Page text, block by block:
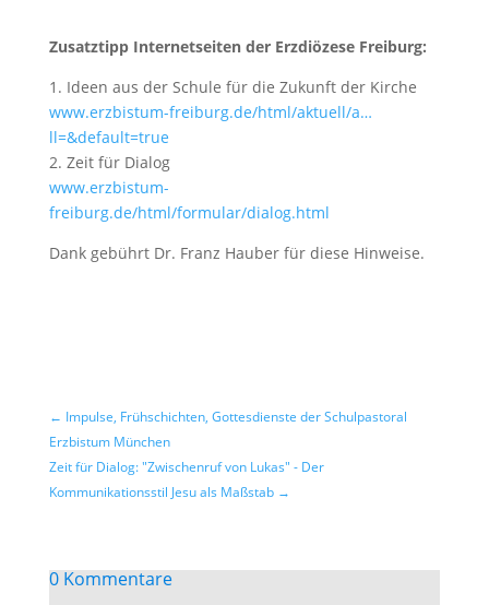
Zusatztipp Internetseiten der Erzdiözese Freiburg:
1. Ideen aus der Schule für die Zukunft der Kirche
www.erzbistum-freiburg.de/html/aktuell/a…
ll=&default=true
2. Zeit für Dialog
www.erzbistum-
freiburg.de/html/formular/dialog.html
Dank gebührt Dr. Franz Hauber für diese Hinweise.
← Impulse, Frühschichten, Gottesdienste der Schulpastoral
Erzbistum München
Zeit für Dialog: "Zwischenruf von Lukas" - Der
Kommunikationsstil Jesu als Maßstab→
0 Kommentare